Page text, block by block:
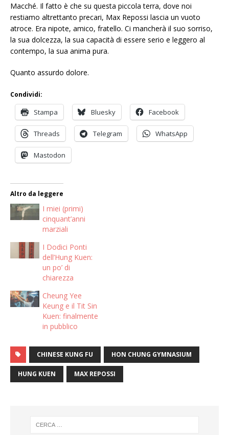
Macché. Il fatto è che su questa piccola terra, dove noi
restiamo altrettanto precari, Max Repossi lascia un vuoto
atroce. Era nipote, amico, fratello. Ci mancherà il suo sorriso,
la sua dolcezza, la sua capacità di essere serio e leggero al
contempo, la sua anima pura.
Quanto assurdo dolore.
Condividi:
Stampa Bluesky Facebook
Threads Telegram WhatsApp
Mastodon
Altro da leggere
I miei (primi)
cinquant’anni
marziali
I Dodici Ponti
dell’Hung Kuen:
un po’ di
chiarezza
Cheung Yee
Keung e il Tit Sin
Kuen: finalmente
in pubblico
CHINESE KUNG FU HON CHUNG GYMNASIUM
HUNG KUEN MAX REPOSSI